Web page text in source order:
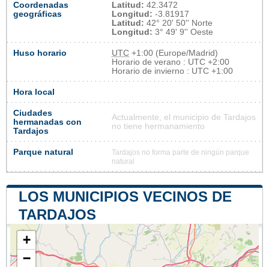
Coordenadas
geográficas
Latitud: 42.3472
Longitud: -3.81917
Latitud: 42° 20' 50'' Norte
Longitud: 3° 49' 9'' Oeste
Huso horario UTC +1:00 (Europe/Madrid)
Horario de verano : UTC +2:00
Horario de invierno : UTC +1:00
Hora local
Ciudades
hermanadas con
Tardajos
Actualmente, el municipio de Tardajos
no tiene hermanamiento
Parque natural
Tardajos no forma parte de ningún parque
natural
LOS MUNICIPIOS VECINOS DE
TARDAJOS
+
−